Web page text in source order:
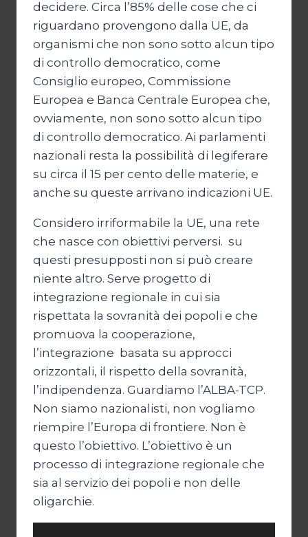
decidere. Circa l’85% delle cose che ci
riguardano provengono dalla UE, da
organismi che non sono sotto alcun tipo
di controllo democratico, come
Consiglio europeo, Commissione
Europea e Banca Centrale Europea che,
ovviamente, non sono sotto alcun tipo
di controllo democratico. Ai parlamenti
nazionali resta la possibilità di legiferare
su circa il 15 per cento delle materie, e
anche su queste arrivano indicazioni UE.
Considero irriformabile la UE, una rete
che nasce con obiettivi perversi. su
questi presupposti non si può creare
niente altro. Serve progetto di
integrazione regionale in cui sia
rispettata la sovranità dei popoli e che
promuova la cooperazione,
l’integrazione basata su approcci
orizzontali, il rispetto della sovranità,
l’indipendenza. Guardiamo l’ALBA-TCP.
Non siamo nazionalisti, non vogliamo
riempire l’Europa di frontiere. Non è
questo l’obiettivo. L’obiettivo è un
processo di integrazione regionale che
sia al servizio dei popoli e non delle
oligarchie.